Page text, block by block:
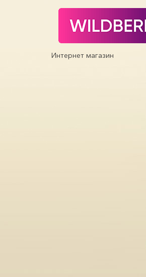
Интернет магазин